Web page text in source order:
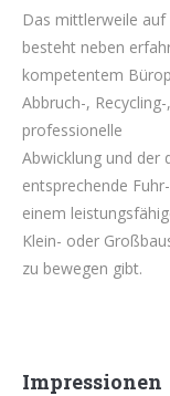
Das mittlerweile
besteht neben
kompetentem
Abbruch-,
professionelle
Abwicklung und der
entsprechende
einem
Klein- oder
zu bewegen gibt.
Impressionen